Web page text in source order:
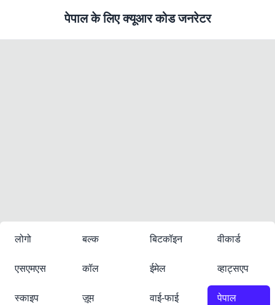
पेपाल के लिए क्यूआर कोड जनरेटर
लोगो बल्क बिटकॉइन वीकार्ड
एसएमएस कॉल ईमेल व्हाट्सएप
स्काइप ज़ूम वाई-फाई पेपाल